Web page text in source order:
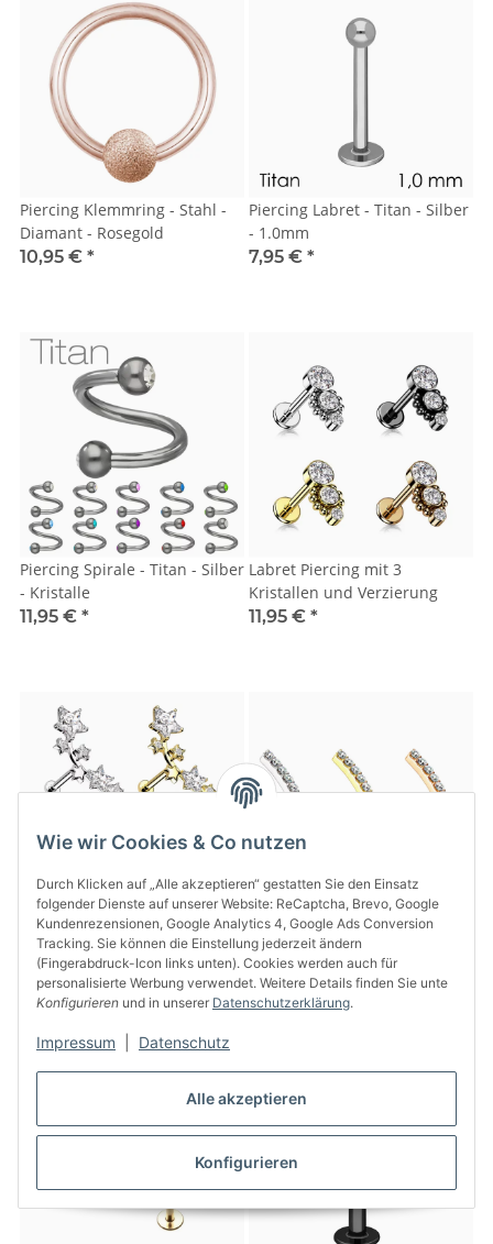
Alle akzeptieren
Konfigurieren
Wie wir Cookies & Co nutzen
Durch Klicken auf „Alle akzeptieren“ gestatten Sie den Einsatz
folgender Dienste auf unserer Website: ReCaptcha, Brevo, Google
Kundenrezensionen, Google Analytics 4, Google Ads Conversion
Tracking. Sie können die Einstellung jederzeit ändern
(Fingerabdruck-Icon links unten). Cookies werden auch für
personalisierte Werbung verwendet. Weitere Details finden Sie unte
Konfigurieren und in unserer Datenschutzerklärung.
Impressum Datenschutz
Piercing Klemmring - Stahl -
Diamant - Rosegold
10,95 € *
Piercing Labret - Titan - Silber
- 1.0mm
7,95 € *
Piercing Spirale - Titan - Silber
- Kristalle
11,95 € *
Labret Piercing mit 3
Kristallen und Verzierung
11,95 € *
Labret Piercing mit Kristall
Sternen
13,95 €*
Labret Piercing mit Kristall-
Bogen
13,95 €*